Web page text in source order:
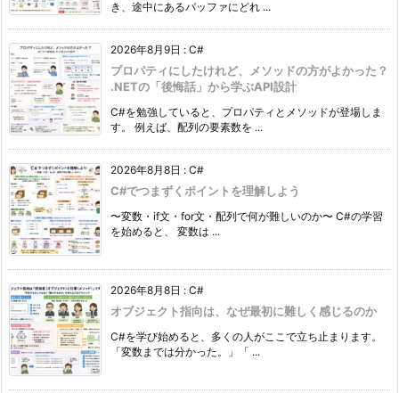
き、途中にあるバッファにどれ ...
2026年8月9日 : C#
プロパティにしたけれど、メソッドの方がよかった？
.NETの「後悔話」から学ぶAPI設計
C#を勉強していると、プロパティとメソッドが登場しま
す。 例えば、配列の要素数を ...
2026年8月8日 : C#
C#でつまずくポイントを理解しよう
〜変数・if文・for文・配列で何が難しいのか〜 C#の学習
を始めると、 変数は ...
2026年8月8日 : C#
オブジェクト指向は、なぜ最初に難しく感じるのか
C#を学び始めると、多くの人がここで立ち止まります。
「変数までは分かった。」「 ...